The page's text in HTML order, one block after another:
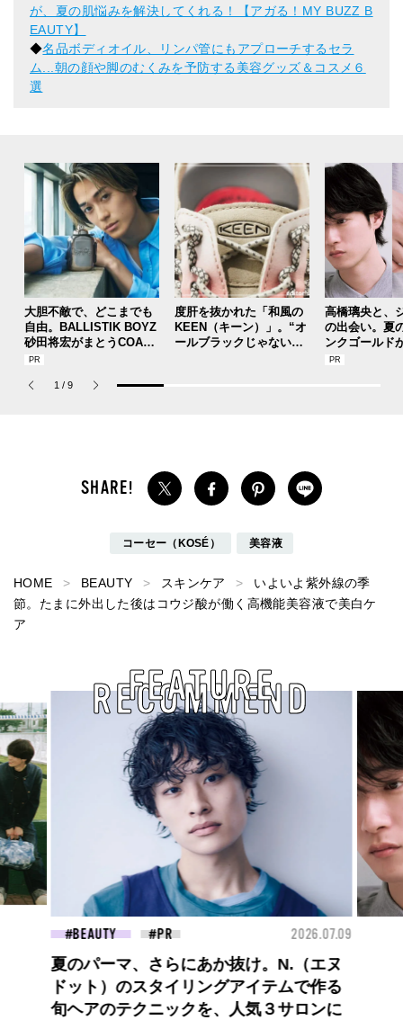
が、夏の肌悩みを解決してくれる！【アガる！MY BUZZ B
EAUTY】
◆名品ボディオイル、リンパ管にもアプローチするセラ
ム...朝の顔や脚のむくみを予防する美容グッズ＆コスメ６
選
大胆不敵で、どこまでも
自由。BALLISTIK BOYZ
砂田将宏がまとうCOACH
の新作フレグランス「コ
パルファム」
度肝を抜かれた「和風の
KEEN（キーン）」。“オ
ールブラックじゃないほ
高橋璃央と、
の出会い。夏
ンクゴールド
SUMMER
1 / 9
コーセー（KOSÉ） 美容液
HOME BEAUTY スキンケア
いよいよ紫外線の季
節。たまに外出した後はコウジ酸が働く高機能美容液で美白ケ
ア
RECOMMEND
FEATURE
2026.07.09
。N.（エヌ
テムで作る
３サロンに
FASHION
高橋璃央と、ジュエッテの出会い。夏の
定番、ピンクゴールドが印象的
な“SUMMER PINK”［meets Jouete!